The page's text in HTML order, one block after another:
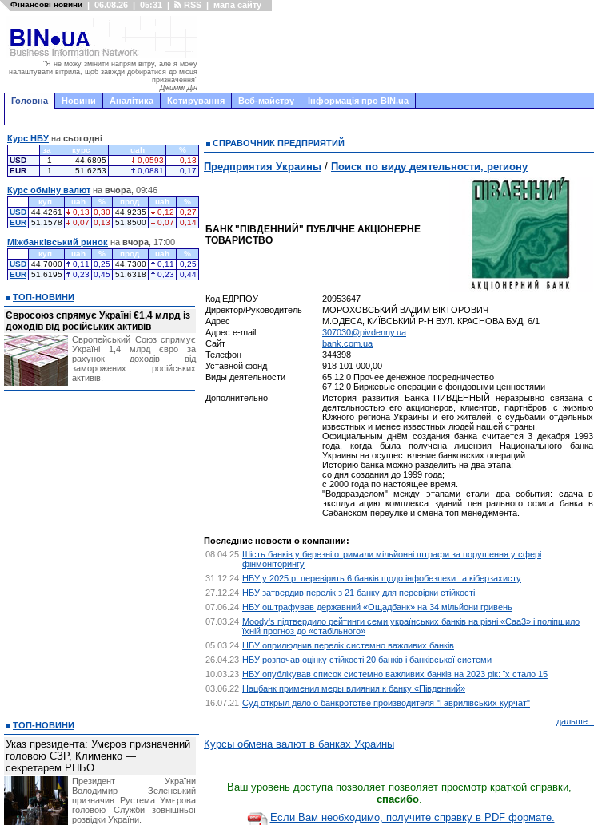
Фінансові новини | 06.08.26 | 05:31 | RSS | мапа сайту
"Я не можу змінити напрям вітру, але я можу
налаштувати вітрила, щоб завжди добиратися до місця
призначення"
Джиммі Дін
Головна Новини Аналітика Котирування Веб-майстру Інформація про BIN.ua
СПРАВОЧНИК ПРЕДПРИЯТИЙ
Предприятия Украины / Поиск по виду деятельности, региону
БАНК "ПІВДЕННИЙ" ПУБЛІЧНЕ АКЦІОНЕРНЕ
ТОВАРИСТВО
Код ЕДРПОУ
20953647
Директор/Руководитель
МОРОХОВСЬКИЙ ВАДИМ ВІКТОРОВИЧ
Адрес
М.ОДЕСА, КИЇВСЬКИЙ Р-Н ВУЛ. КРАСНОВА БУД. 6/1
Адрес e-mail
307030@pivdenny.ua
Сайт
bank.com.ua
Телефон
344398
Уставной фонд
918 101 000,00
Виды деятельности
65.12.0 Прочее денежное посредничество
67.12.0 Биржевые операции с фондовыми ценностями
Дополнительно
История развития Банка ПИВДЕННЫЙ неразрывно связана с
деятельностью его акционеров, клиентов, партнёров, с жизнью
Южного региона Украины и его жителей, с судьбами отдельных
известных и менее известных людей нашей страны.
Официальным днём создания банка считается 3 декабря 1993
года, когда была получена лицензия Национального банка
Украины на осуществление банковских операций.
Историю банка можно разделить на два этапа:
со дня создания до 1999 года;
с 2000 года по настоящее время.
"Водоразделом" между этапами стали два события: сдача в
эксплуатацию комплекса зданий центрального офиса банка в
Сабанском переулке и смена топ менеджмента.
Последние новости о компании:
08.04.25 Шість банків у березні отримали мільйонні штрафи за порушення у сфері
фінмоніторингу
31.12.24 НБУ у 2025 р. перевірить 6 банків щодо інфобезпеки та кіберзахисту
27.12.24 НБУ затвердив перелік з 21 банку для перевірки стійкості
07.06.24 НБУ оштрафував державний «Ощадбанк» на 34 мільйони гривень
07.03.24 Moody's підтвердило рейтинги семи українських банків на рівні «Caa3» і поліпшило
їхній прогноз до «стабільного»
05.03.24 НБУ оприлюднив перелік системно важливих банків
26.04.23 НБУ розпочав оцінку стійкості 20 банків і банківської системи
10.03.23 НБУ опублікував список системно важливих банків на 2023 рік: їх стало 15
03.06.22 Нацбанк применил меры влияния к банку «Південний»
16.07.21 Суд открыл дело о банкротстве производителя "Гаврилівських курчат"
дальше...
Курсы обмена валют в банках Украины
Ваш уровень доступа позволяет позволяет просмотр краткой справки,
спасибо.
Если Вам необходимо, получите справку в PDF формате.
Курс НБУ на сьогодні
за курс uah
%
USD
1 44,6895 0,0593
0,13
EUR
1 51,6253 0,0881 0,17
Курс обміну валют на вчора , 09:46
куп. uah % прод. uah
%
USD 44,4261 0,13 0,30 44,9235 0,12
0,27
EUR 51,1578 0,07 0,13 51,8500 0,07 0,14
Міжбанківський ринок на вчора , 17:00
куп. uah % прод. uah
%
USD 44,7000 0,11 0,25 44,7300 0,11
0,25
EUR 51,6195 0,23 0,45 51,6318 0,23 0,44
ТОП-НОВИНИ
Євросоюз спрямує Україні €1,4 млрд із
доходів від російських активів
Європейський Союз спрямує
Україні 1,4 млрд євро за
рахунок доходів від
заморожених російських
активів.
ТОП-НОВИНИ
Указ президента: Умєров призначений
головою СЗР, Клименко —
секретарем РНБО
Президент України
Володимир Зеленський
призначив Pустема Умєрова
головою Служби зовнішньої
розвідки України.